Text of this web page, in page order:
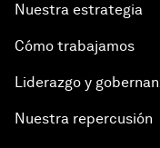
Nuestra estrategia
Cómo trabajamos
Liderazgo y
Nuestra repercusión